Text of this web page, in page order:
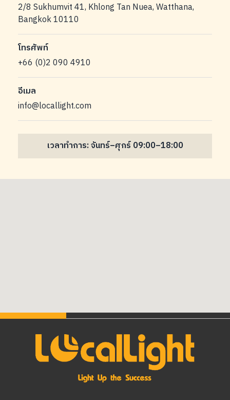
2/8 Sukhumvit 41, Khlong Tan Nuea, Watthana,
Bangkok 10110
โทรศัพท์
+66 (0)2 090 4910
อีเมล
info@locallight.com
เวลาทำการ: จันทร์–ศุกร์ 09:00–18:00